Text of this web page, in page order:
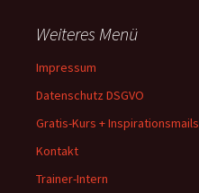
Weiteres Menü
Impressum
Datenschutz DSGVO
Gratis-Kurs + Inspirationsmails
Kontakt
Trainer-Intern